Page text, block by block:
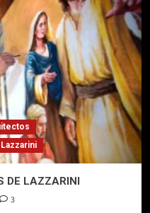
DE LAZZARINI
3